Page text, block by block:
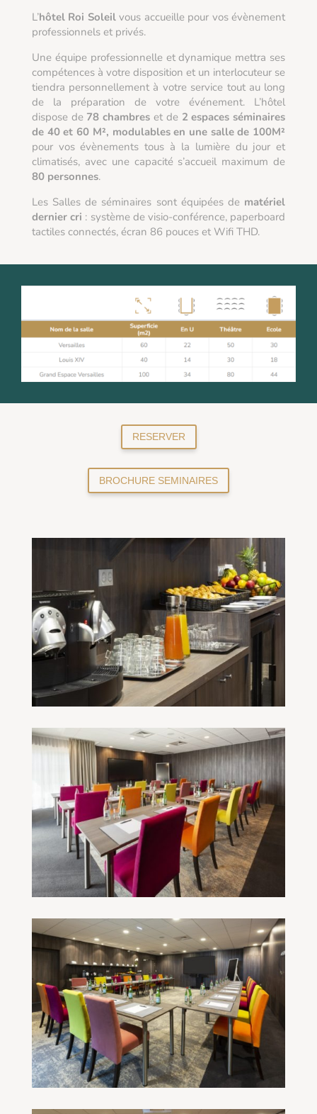
L’hôtel Roi Soleilvous accueille pour vos évènement
professionnels et privés.
Une équipe professionnelle et dynamique mettra ses
compétences à votre disposition et un interlocuteur se
tiendra personnellement à votre service tout au long
de la préparation de votre événement. L’hôtel
dispose de 78 chambres et de 2 espaces séminaires
de 40 et 60 M², modulables en une salle de 100M²
pour vos évènements tous à la lumière du jour et
climatisés, avec une capacité s’accueil maximum de
80 personnes.
Les Salles de séminaires sont équipées de matériel
dernier cri : système de visio-conférence, paperboard
tactiles connectés, écran 86 pouces et Wifi THD.
RESERVER
BROCHURE SEMINAIRES